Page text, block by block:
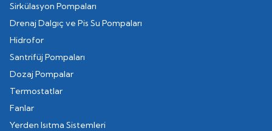
Sirkülasyon Pompaları
Drenaj Dalgıç ve Pis Su Pompaları
Hidrofor
Santrifüj Pompaları
Dozaj Pompalar
Termostatlar
Fanlar
Yerden Isıtma Sistemleri